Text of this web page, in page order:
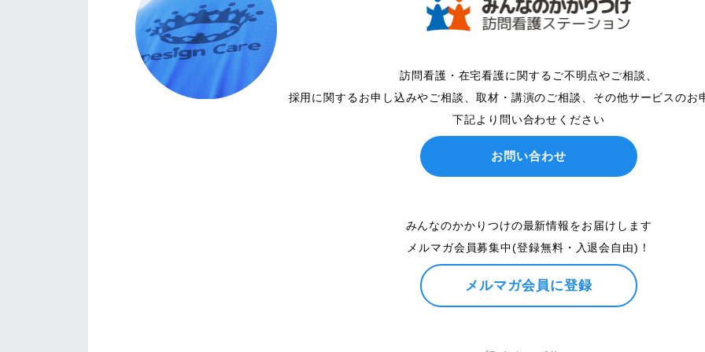
訪問看護・在宅看護に関するご不明点やご相談、
採用に関するお申し込みやご相談、取材・講演のご相談、その他サービスのお
下記より問い合わせください
お問い合わせ
みんなのかかりつけの最新情報をお届けします
メルマガ会員募集中(登録無料・入退会自由)！
メルマガ会員に登録